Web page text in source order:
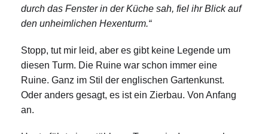
durch das Fenster in der Küche sah, fiel ihr Blick auf
den unheimlichen Hexenturm.“
Stopp, tut mir leid, aber es gibt keine Legende um
diesen Turm. Die Ruine war schon immer eine
Ruine. Ganz im Stil der englischen Gartenkunst.
Oder anders gesagt, es ist ein Zierbau. Von Anfang
an.